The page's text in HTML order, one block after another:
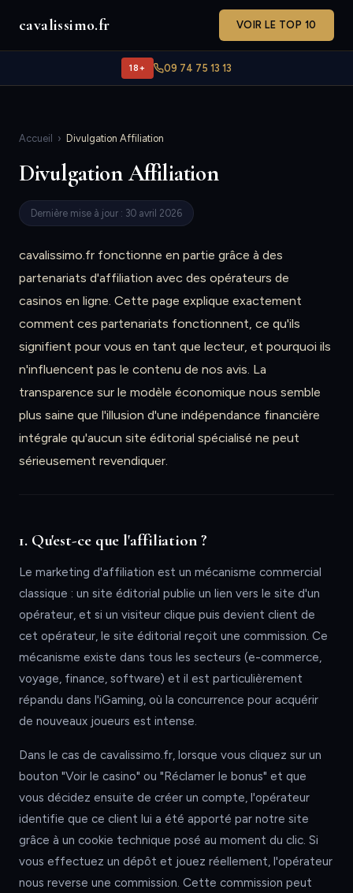
cavalissimo.fr VOIR LE TOP 10
18+ 09 74 75 13 13
Accueil › Divulgation Affiliation
Divulgation Affiliation
Dernière mise à jour : 30 avril 2026
cavalissimo.fr fonctionne en partie grâce à des
partenariats d'affiliation avec des opérateurs de
casinos en ligne. Cette page explique exactement
comment ces partenariats fonctionnent, ce qu'ils
signifient pour vous en tant que lecteur, et pourquoi ils
n'influencent pas le contenu de nos avis. La
transparence sur le modèle économique nous semble
plus saine que l'illusion d'une indépendance financière
intégrale qu'aucun site éditorial spécialisé ne peut
sérieusement revendiquer.
1. Qu'est-ce que l'affiliation ?
Le marketing d'affiliation est un mécanisme commercial
classique : un site éditorial publie un lien vers le site d'un
opérateur, et si un visiteur clique puis devient client de
cet opérateur, le site éditorial reçoit une commission. Ce
mécanisme existe dans tous les secteurs (e-commerce,
voyage, finance, software) et il est particulièrement
répandu dans l'iGaming, où la concurrence pour acquérir
de nouveaux joueurs est intense.
Dans le cas de cavalissimo.fr, lorsque vous cliquez sur un
bouton "Voir le casino" ou "Réclamer le bonus" et que
vous décidez ensuite de créer un compte, l'opérateur
identifie que ce client lui a été apporté par notre site
grâce à un cookie technique posé au moment du clic. Si
vous effectuez un dépôt et jouez réellement, l'opérateur
nous reverse une commission. Cette commission peut